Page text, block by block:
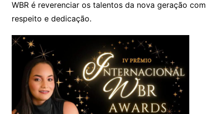
WBR é reverenciar os talentos da nova geração com
respeito e dedicação.